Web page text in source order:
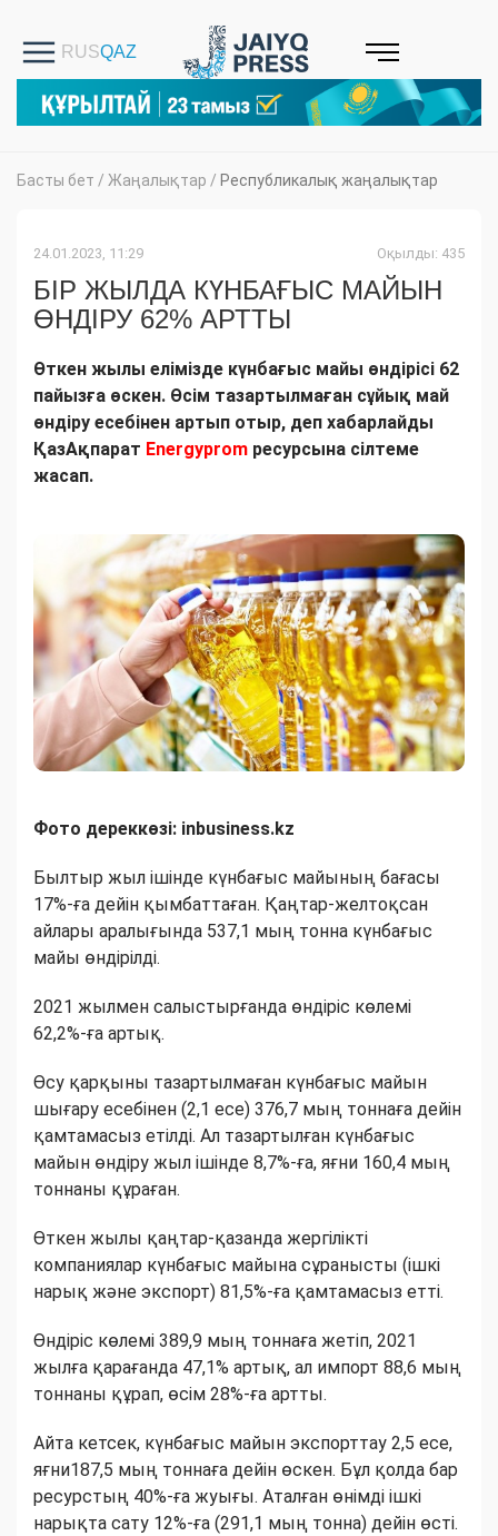
Басты бет / Жаңалықтар / Республикалық жаңалықтар
24.01.2023, 11:29 Оқылды: 435
БІР ЖЫЛДА КҮНБАҒЫС МАЙЫН
ӨНДІРУ 62% АРТТЫ
Өткен жылы елімізде күнбағыс майы өндірісі 62
пайызға өскен. Өсім тазартылмаған сұйық май
өндіру есебінен артып отыр, деп хабарлайды
ҚазАқпарат Energyprom ресурсына сілтеме
жасап.
Фото дереккөзі: inbusiness.kz
Былтыр жыл ішінде күнбағыс майының бағасы
17%-ға дейін қымбаттаған. Қаңтар-желтоқсан
айлары аралығында 537,1 мың тонна күнбағыс
майы өндірілді.
2021 жылмен салыстырғанда өндіріс көлемі
62,2%-ға артық.
Өсу қарқыны тазартылмаған күнбағыс майын
шығару есебінен (2,1 есе) 376,7 мың тоннаға дейін
қамтамасыз етілді. Ал тазартылған күнбағыс
майын өндіру жыл ішінде 8,7%-ға, яғни 160,4 мың
тоннаны құраған.
Өткен жылы қаңтар-қазанда жергілікті
компаниялар күнбағыс майына сұранысты (ішкі
нарық және экспорт) 81,5%-ға қамтамасыз етті.
Өндіріс көлемі 389,9 мың тоннаға жетіп, 2021
жылға қарағанда 47,1% артық, ал импорт 88,6 мың
тоннаны құрап, өсім 28%-ға артты.
Айта кетсек, күнбағыс майын экспорттау 2,5 есе,
яғни187,5 мың тоннаға дейін өскен. Бұл қолда бар
ресурстың 40%-ға жуығы. Аталған өнімді ішкі
нарықта сату 12%-ға (291,1 мың тонна) дейін өсті.